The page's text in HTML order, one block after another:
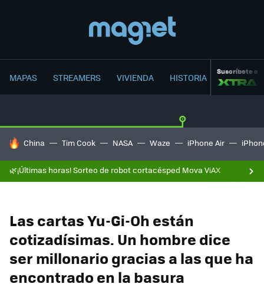
MAPAS STREAMERS VIVIENDA HISTORIA Suscríbete a
HOY SE HABLA DE
China Tim Cook NASA Waze iPhone Air
🌿¡Últimas horas! Sorteo de robot cortacésped Mova ViAX
Las cartas Yu-Gi-Oh están
cotizadísimas. Un hombre dice
ser millonario gracias a las que ha
encontrado en la basura